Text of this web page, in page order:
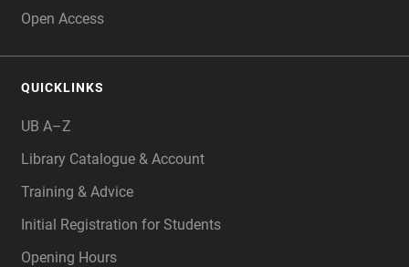
Open Access
QUICKLINKS
UB A–Z
Library Catalogue & Account
Training & Advice
Initial Registration for Students
Opening Hours